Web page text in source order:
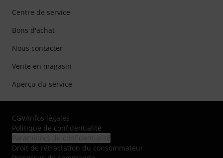
Centre de service
Bons d'achat
Nous contacter
Vente en magasin
Aperçu du service
CGV/Infos légales
Politique de confidentialité
Droit de rétractation du consommateur